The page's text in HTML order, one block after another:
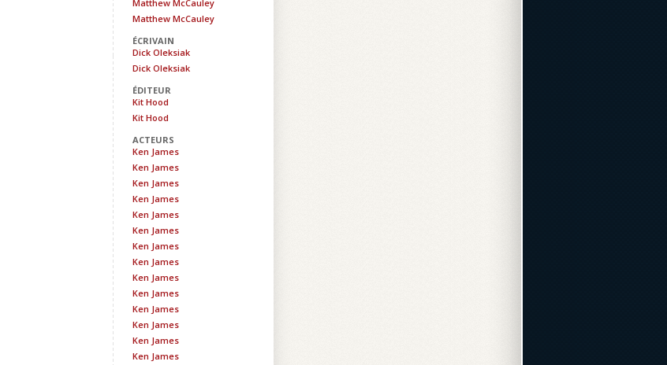
Matthew McCauley
Matthew McCauley
ÉCRIVAIN
Dick Oleksiak
Dick Oleksiak
ÉDITEUR
Kit Hood
Kit Hood
ACTEURS
Ken James
Ken James
Ken James
Ken James
Ken James
Ken James
Ken James
Ken James
Ken James
Ken James
Ken James
Ken James
Ken James
Ken James